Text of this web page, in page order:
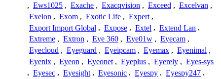
, Ews1025 , Exache , Exacqvision , Exceed , Excelvan ,
Exelon , Exom , Exotic Life , Expert ,
Export Import Global , Expose , Extel , Extend Lan ,
Extreme , Extron , Eye 360 , Eye01w , Eyecam ,
Eyecloud , Eyeguard , Eyeipcam , Eyemax , Eyenimal ,
Eyenix , Eyeon , Eyeonet , Eyeplus , Eyerely , Eyes-sys
, Eyesec , Eyesight , Eyesonic , Eyespy , Eyespy247 ,